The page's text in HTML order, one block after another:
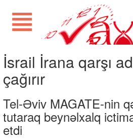
İsrail İrana qarşı
çağırır
Tel-Əviv MAGATE-nin
tutaraq beynəlxalq
etdi